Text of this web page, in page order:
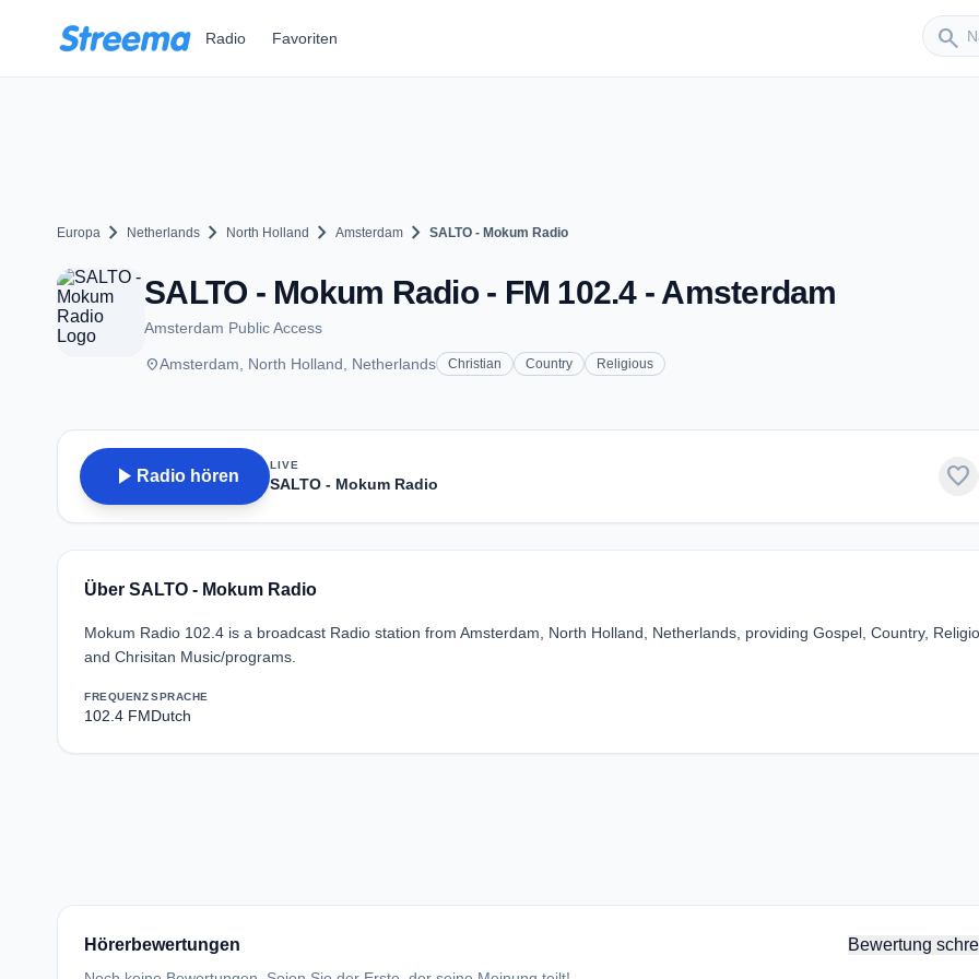
Radio Favoriten search
Sender
Europa chevron_right Netherlands chevron_right North Holland chevron_right Amsterdam chevron_right SALTO - Mokum Radio
SALTO - Mokum Radio - FM 102.4 - Amsterdam
Amsterdam Public Access
placeAmsterdam, North Holland, Netherlands Christian Country Religious
play_arrow Radio hören
LIVE
SALTO - Mokum Radio favorite
Über SALTO - Mokum Radio
Mokum Radio 102.4 is a broadcast Radio station from Amsterdam, North Holland, Netherlands, providing Gospel, Country,
and Chrisitan Music/programs.
FREQUENZ
102.4 FM
SPRACHE
Dutch
Hörerbewertungen Bewertung